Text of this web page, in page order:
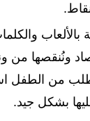
بالألعاب
ونُنقصها
من الطفل
بشكل جيد.